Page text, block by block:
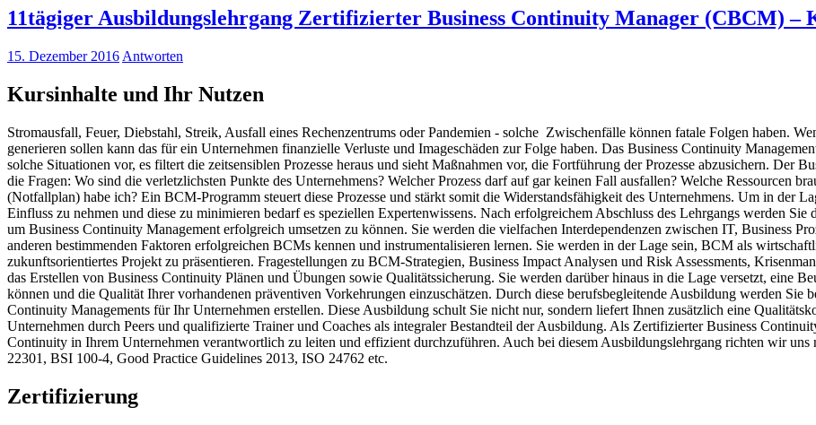
11tägiger Ausbildungslehrgang Zertifizierter Business Continuity Manager (CBCM) –
15. Dezember 2016 Antworten
Kursinhalte und Ihr Nutzen
Stromausfall, Feuer, Diebstahl, Streik, Ausfall eines Rechenzentrums oder Pandemien - solche Zwischenfälle können fatale Folgen haben.
generieren sollen kann das für ein Unternehmen finanzielle Verluste und Imageschäden zur Folge haben. Das Business Continuity
solche Situationen vor, es filtert die zeitsensiblen Prozesse heraus und sieht Maßnahmen vor, die Fortführung der Prozesse abzusichern. Der
die Fragen: Wo sind die verletzlichsten Punkte des Unternehmens? Welcher Prozess darf auf gar keinen Fall ausfallen? Welche Ressourcen
(Notfallplan) habe ich? Ein BCM-Programm steuert diese Prozesse und stärkt somit die Widerstandsfähigkeit des Unternehmens. Um in der
Einfluss zu nehmen und diese zu minimieren bedarf es speziellen Expertenwissens. Nach erfolgreichem Abschluss des Lehrgangs werden
um Business Continuity Management erfolgreich umsetzen zu können. Sie werden die vielfachen Interdependenzen zwischen IT, Business
anderen bestimmenden Faktoren erfolgreichen BCMs kennen und instrumentalisieren lernen. Sie werden in der Lage sein, BCM als
zukunftsorientiertes Projekt zu präsentieren. Fragestellungen zu BCM-Strategien, Business Impact Analysen und Risk Assessments,
das Erstellen von Business Continuity Plänen und Übungen sowie Qualitätssicherung. Sie werden darüber hinaus in die Lage versetzt, eine
können und die Qualität Ihrer vorhandenen präventiven Vorkehrungen einzuschätzen. Durch diese berufsbegleitende Ausbildung werden Sie
Continuity Managements für Ihr Unternehmen erstellen. Diese Ausbildung schult Sie nicht nur, sondern liefert Ihnen zusätzlich eine
Unternehmen durch Peers und qualifizierte Trainer und Coaches als integraler Bestandteil der Ausbildung. Als Zertifizierter Business
Continuity in Ihrem Unternehmen verantwortlich zu leiten und effizient durchzuführen. Auch bei diesem Ausbildungslehrgang richten wir
22301, BSI 100-4, Good Practice Guidelines 2013, ISO 24762 etc.
Zertifizierung